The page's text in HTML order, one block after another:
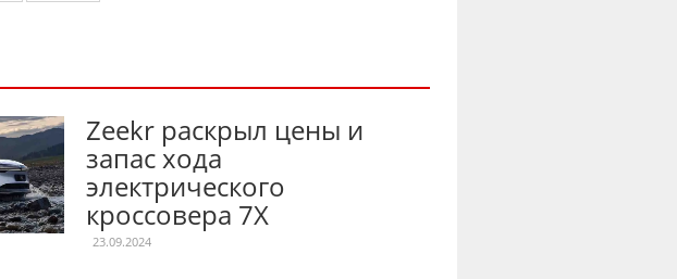
Zeekr раскрыл цены и
запас хода
электрического
кроссовера 7X
23.09.2024